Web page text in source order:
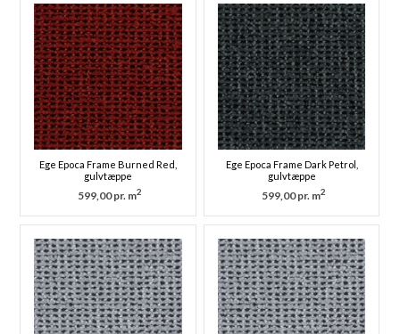
Ege Epoca Frame Burned Red,
gulvtæppe
599,00 pr. m2
Ege Epoca Frame Dark Petrol,
gulvtæppe
599,00 pr. m2